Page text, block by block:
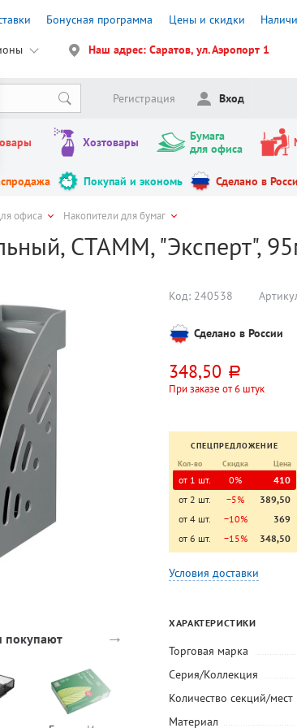
Бонусная программа Цены и скидки
Наш адрес: Саратов, ул. Аэропорт 1
Регистрация Вход
Хозтовары
Бумага
для офиса
Покупай и экономь Сделано в
офиса Накопители для бумаг
СТАММ, "Эксперт",
покупают →
Код: 240538
Сделано в России
348,50 руб.
При заказе от 6 штук
СПЕЦПРЕДЛОЖЕНИЕ
Кол-во
Скидка Цена
от 1 шт. 0%
410
от 2 шт.
−5%
389,50
от 4 шт.
−10%
369
от 6 шт.
−15% 348,50
Условия доставки
ХАРАКТЕРИСТИКИ
Торговая марка
Серия/Коллекция
Количество секций/мест
Материал